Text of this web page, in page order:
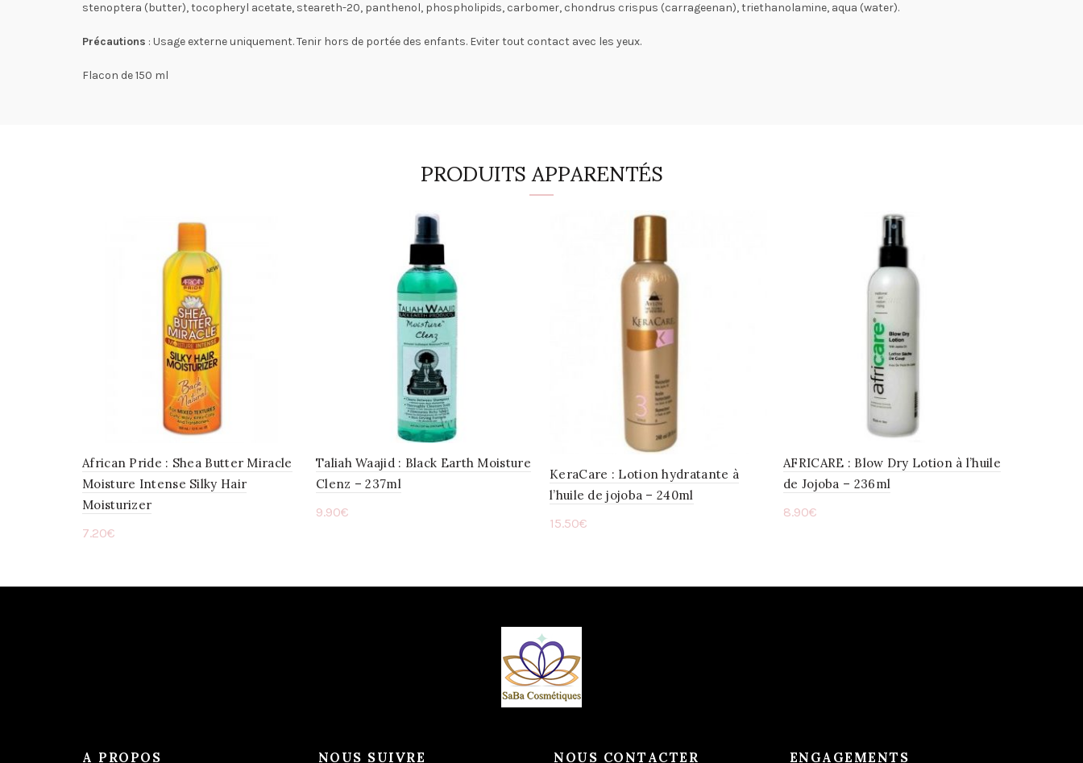
stenoptera (butter), tocopheryl acetate, steareth-20, panthenol, phospholipids, carbomer, chondrus crispus (carrageenan), triethanolamine, aqua (water).
Précautions : Usage externe uniquement. Tenir hors de portée des enfants. Eviter tout contact avec les yeux.
Flacon de 150 ml
PRODUITS APPARENTÉS
African Pride : Shea Butter Miracle
Moisture Intense Silky Hair
Moisturizer
7.20€
Taliah Waajid : Black Earth Moisture
Clenz – 237ml
9.90€
KeraCare : Lotion hydratante à
l’huile de jojoba – 240ml
15.50€
AFRICARE : Blow Dry Lotion à l’huile
de Jojoba – 236ml
8.90€